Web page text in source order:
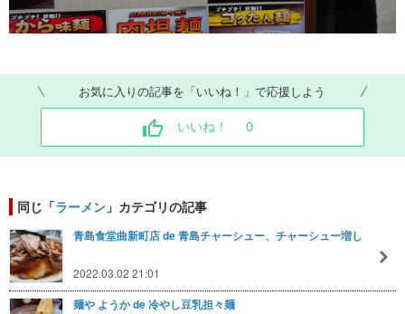
お気に入りの記事を「いいね！」で応援しよう
いいね！ 0
同じ「ラーメン 」カテゴリの記事
青島食堂曲新町店 de 青島チャーシュー、チャーシュー増し
2022.03.02 21:01
麺や ようか de 冷やし豆乳担々麺